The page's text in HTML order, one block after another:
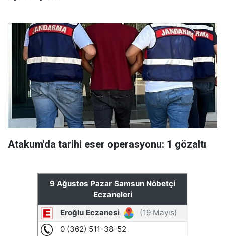
Atakum'da tarihi eser operasyonu: 1 gözaltı